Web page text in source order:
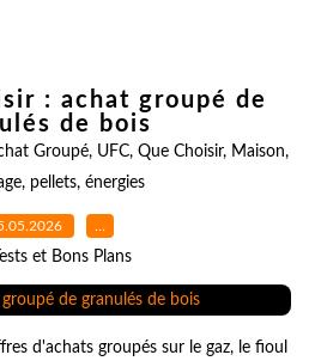
: achat groupé de
de bois
Groupé, UFC, Que Choisir, Maison,
, pellets, énergies
…
et Bons Plans
d'achats groupés sur le gaz, le fioul